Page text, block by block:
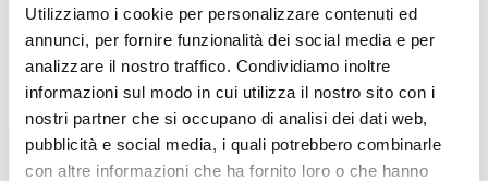
Utilizziamo i cookie per personalizzare contenuti ed
annunci, per fornire funzionalità dei social media e per
analizzare il nostro traffico. Condividiamo inoltre
informazioni sul modo in cui utilizza il nostro sito con i
nostri partner che si occupano di analisi dei dati web,
pubblicità e social media, i quali potrebbero combinarle
con altre informazioni che ha fornito loro o che hanno
Acconsento a iscrivermi alla newsletter di Pavaglione